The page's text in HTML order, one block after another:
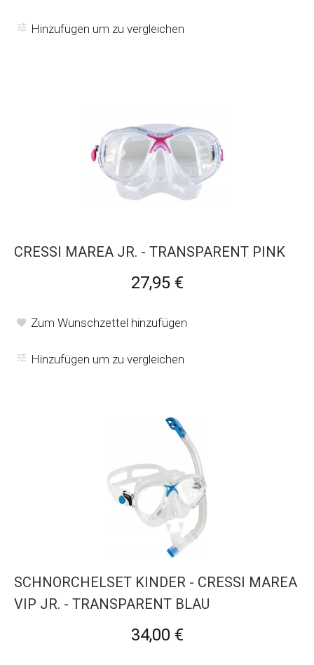
Hinzufügen um zu vergleichen
CRESSI MAREA JR. - TRANSPARENT PINK
27,95 €
Zum Wunschzettel hinzufügen
Hinzufügen um zu vergleichen
SCHNORCHELSET KINDER - CRESSI MAREA
VIP JR. - TRANSPARENT BLAU
34,00 €